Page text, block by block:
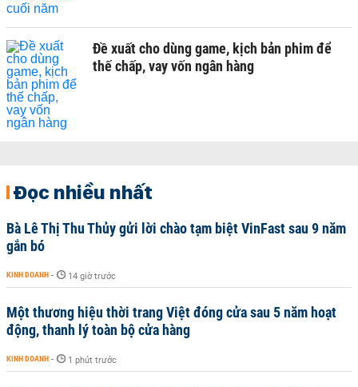
Đề xuất cho dùng game, kịch bản phim để
thế chấp, vay vốn ngân hàng
Đọc nhiều nhất
Bà Lê Thị Thu Thủy gửi lời chào tạm biệt VinFast sau 9 năm
gắn bó
KINH DOANH - 14 giờ trước
Một thương hiệu thời trang Việt đóng cửa sau 5 năm hoạt
động, thanh lý toàn bộ cửa hàng
KINH DOANH - 1 phút trước